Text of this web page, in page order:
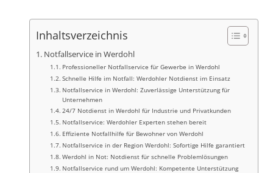
Inhaltsverzeichnis
Notfallservice in Werdohl
Professioneller Notfallservice für Gewerbe in Werdohl
Schnelle Hilfe im Notfall: Werdohler Notdienst im Einsatz
Notfallservice in Werdohl: Zuverlässige Unterstützung für
Unternehmen
24/7 Notdienst in Werdohl für Industrie und Privatkunden
Notfallservice: Werdohler Experten stehen bereit
Effiziente Notfallhilfe für Bewohner von Werdohl
Notfallservice in der Region Werdohl: Sofortige Hilfe garantiert
Werdohl in Not: Notdienst für schnelle Problemlösungen
Notfallservice rund um Werdohl: Kompetente Unterstützung